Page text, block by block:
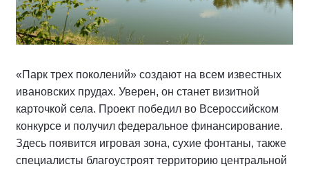
«Парк трех поколений» создают на всем известных
ивановских прудах. Уверен, он станет визитной
карточкой села. Проект победил во Всероссийском
конкурсе и получил федеральное финансирование.
Здесь появится игровая зона, сухие фонтаны, также
специалисты благоустроят территорию центральной